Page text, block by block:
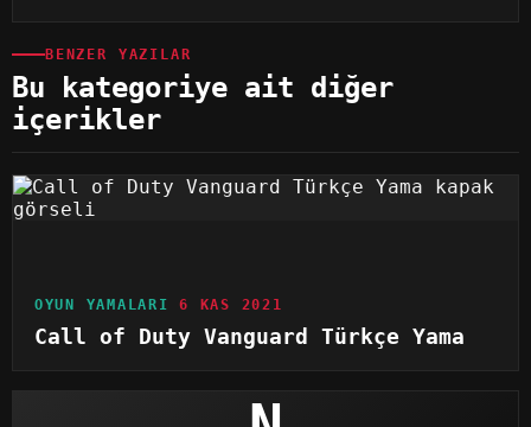
BENZER YAZILAR
Bu kategoriye ait diğer
içerikler
OYUN YAMALARI 6 KAS 2021
Call of Duty Vanguard Türkçe Yama